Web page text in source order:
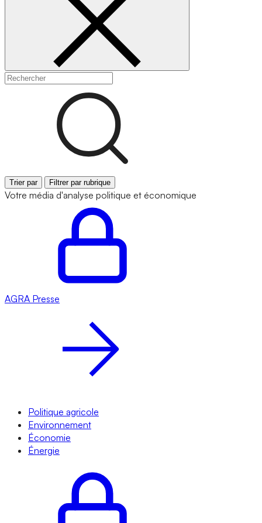
Trier par Filtrer par rubrique
Votre média d'analyse politique et économique
AGRA Presse
Politique agricole
Environnement
Économie
Énergie